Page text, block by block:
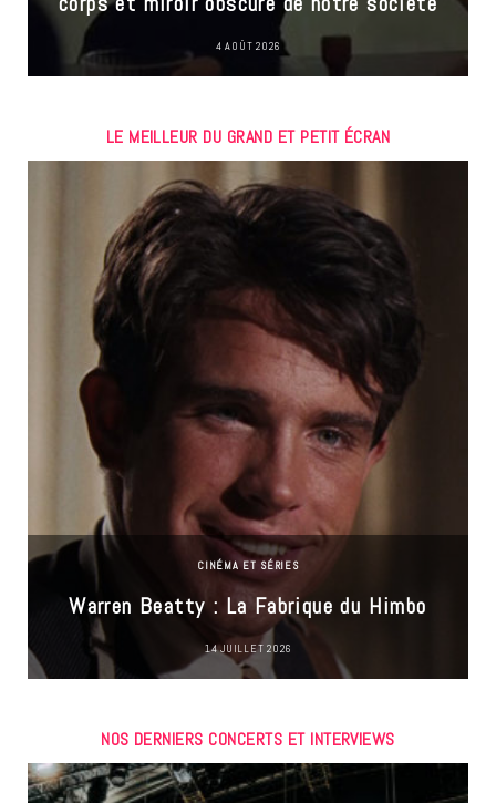
4 AOÛT 2026
LE MEILLEUR DU GRAND ET PETIT ÉCRAN
CINÉMA ET SÉRIES
Warren Beatty : La Fabrique du Himbo
14 JUILLET 2026
NOS DERNIERS CONCERTS ET INTERVIEWS